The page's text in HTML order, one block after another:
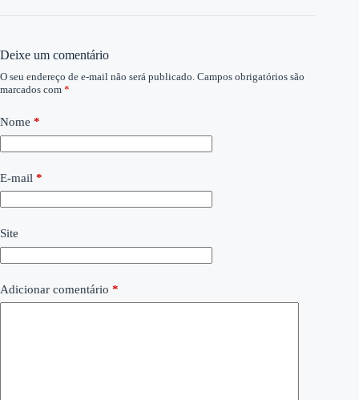
Deixe um comentário
O seu endereço de e-mail não será publicado. Campos obrigatórios são
marcados com *
Nome *
E-mail *
Site
Adicionar comentário *